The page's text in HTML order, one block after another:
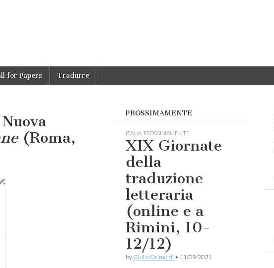
for Papers Tradurre
(Roma,
PROSSIMAMENTE
ITALIA PROSSIMAMENTE
XIX Giornate
della
traduzione
letteraria
(online e a
Rimini, 10-
12/12)
by Giulia Grimoldi • 11/09/2021